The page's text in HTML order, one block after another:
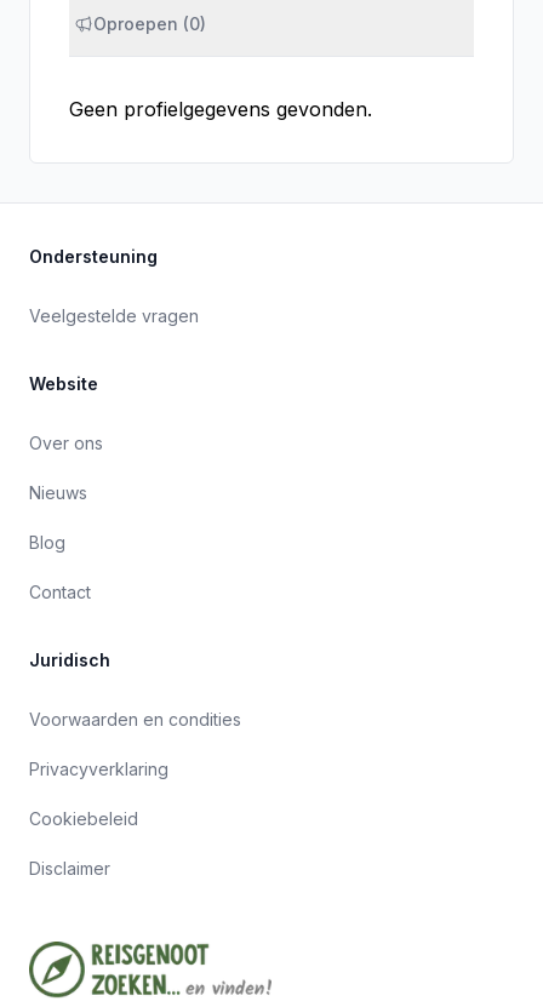
Oproepen (0)
Geen profielgegevens gevonden.
Ondersteuning
Veelgestelde vragen
Website
Over ons
Nieuws
Blog
Contact
Juridisch
Voorwaarden en condities
Privacyverklaring
Cookiebeleid
Disclaimer